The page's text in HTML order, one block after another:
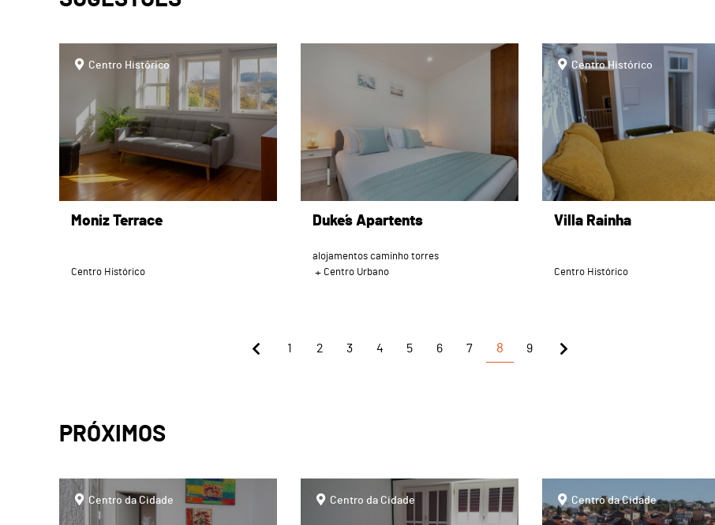
pageCentro Histórico
Moniz Terrace
Centro Histórico
Duke´s Apartents
alojamentos caminho torres
Centro Urbano
pageCentro Histórico
Villa Rainha
Centro Histórico
1 2 3 4 5 6 7 8 9
PRÓXIMOS
pageCentro da Cidade pageCentro da Cidade pageCentro da Cidade